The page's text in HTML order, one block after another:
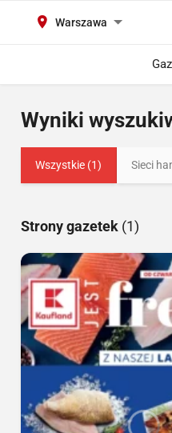
Warszawa
Wyniki
Wszystkie (1) Sieci
Strony gazetek (1)